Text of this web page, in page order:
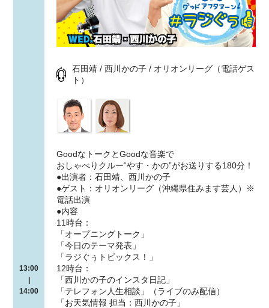
13:00
14:00
石田靖 / 西川かの子 / オリオンリーグ（電話ゲス
ト）
GoodなトークとGoodな音楽で
おしゃべりクルー“やす・かの”がお送りする180分！
●出演者：石田靖、西川かの子
●ゲスト：オリオンリーグ（沖縄県住みます芸人）※
電話出演
●内容
11時台：
「オープニングトーク」
「今日のテーマ発表」
「ラジぐぅトピックス！」
12時台：
「西川かの子のインスタ日記」
「テレフォン人生相談」（ライブのみ配信）
「お天気情報 担当：西川かの子」